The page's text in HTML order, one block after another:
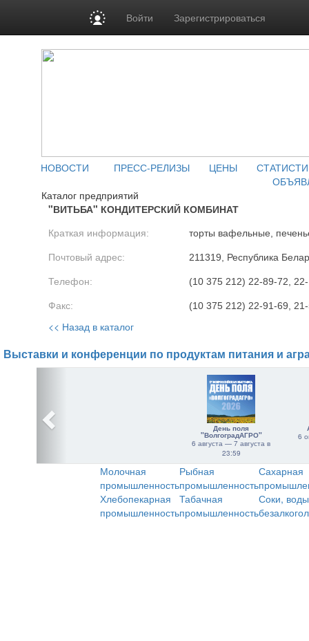
Войти Зарегистрироваться
НОВОСТИ ПРЕСС-РЕЛИЗЫ ЦЕНЫ
Каталог предприятий
"ВИТЬБА" КОНДИТЕРСКИЙ КОМБИНАТ
Краткая информация: торты вафельные,
Почтовый адрес: 211319, Республика
Телефон: (10 375 212) 22-89-72,
Факс: (10 375 212) 22-91-69,
<< Назад в каталог
Выставки и конференции по продуктам питания и
День поля
"ВолгоградАГРО"
6 августа — 7 августа в
23:59
6
Молочная
промышленность
Рыбная
промышленность
Сахарная
Хлебопекарная
промышленность
Табачная
промышленность
Соки,